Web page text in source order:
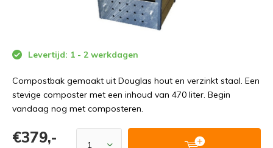
Levertijd: 1 - 2 werkdagen
Compostbak gemaakt uit Douglas hout en verzinkt staal. Een
stevige composter met een inhoud van 470 liter. Begin
vandaag nog met composteren.
€379,-